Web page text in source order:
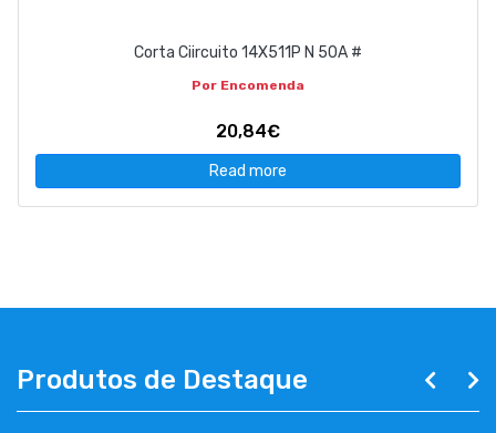
Corta Ciircuito 14X511P N 50A #
Por Encomenda
20,84€
Read more
Produtos de Destaque